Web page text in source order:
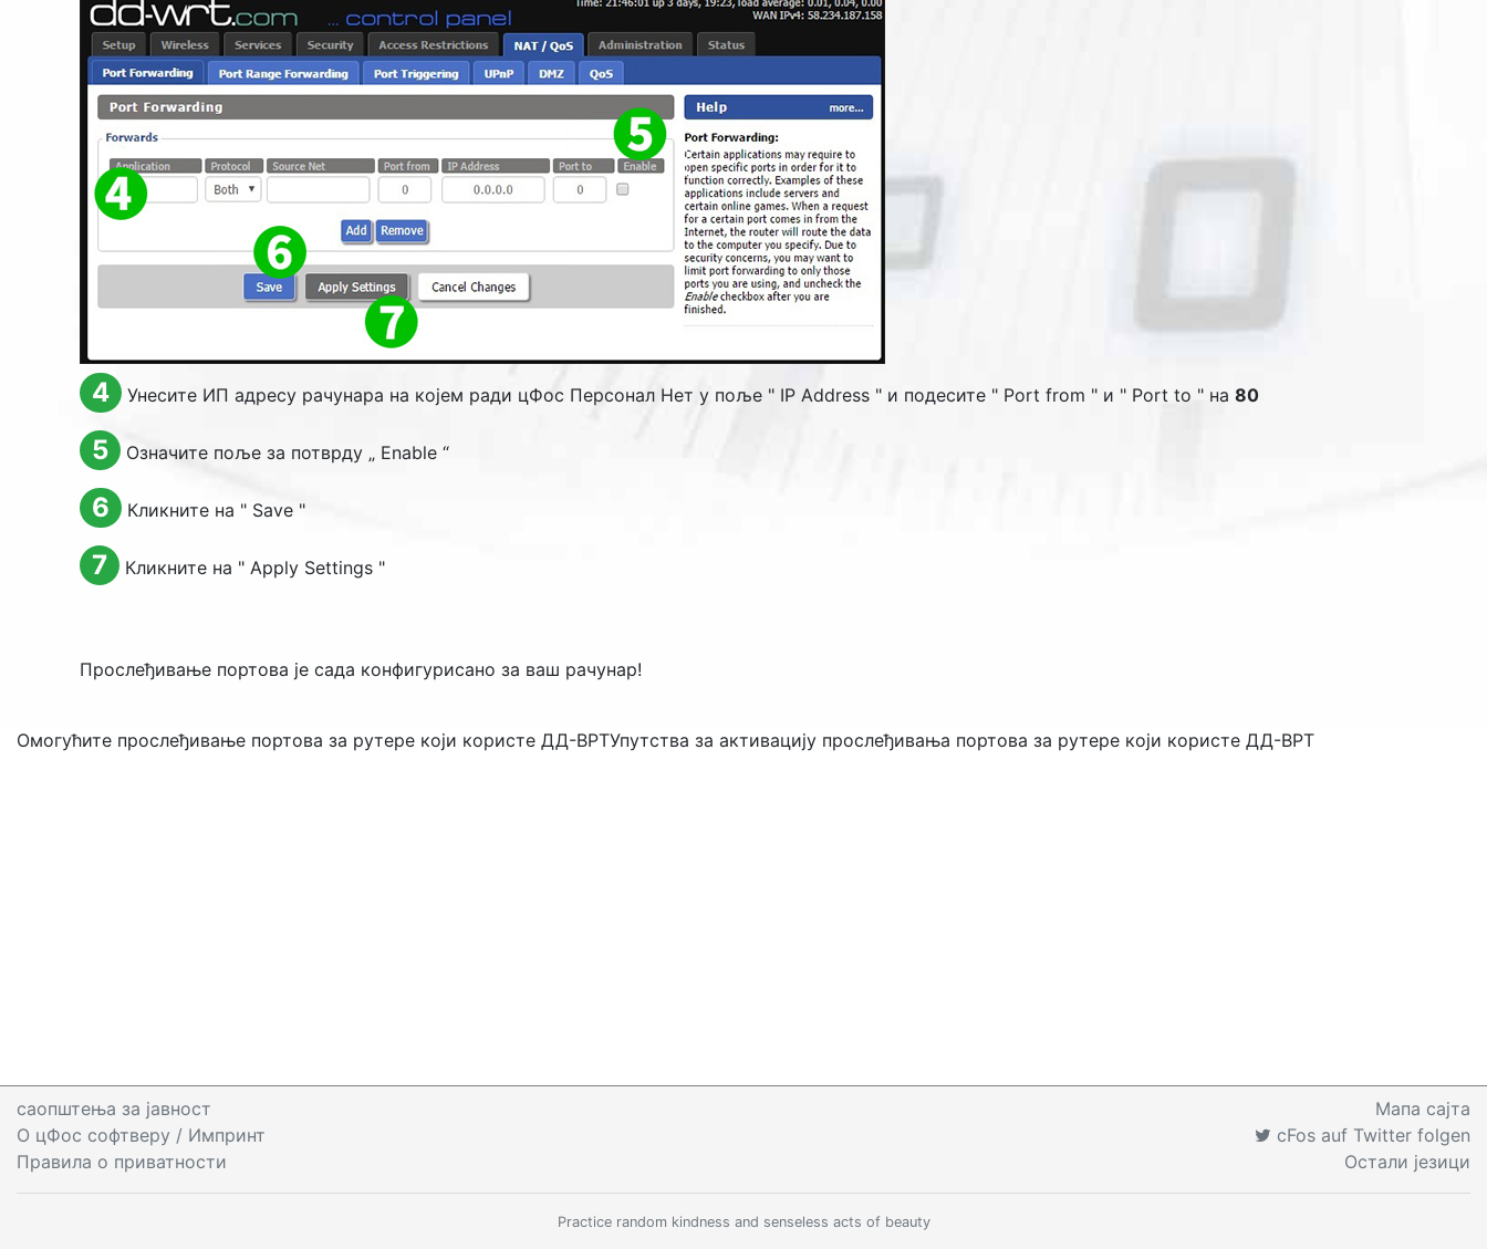
4 Унесите ИП адресу рачунара на којем ради цФос Персонал Нет у поље " IP Address" и подесите " Port from " и " Port to " на 80
5 Означите поље за потврду „ Enable“
6 Кликните на " Save"
7 Кликните на " Apply Settings"
Прослеђивање портова је сада конфигурисано за ваш рачунар!
Омогућите прослеђивање портова за рутере који користе ДД-ВРТУпутства за активацију прослеђивања портова за рутере који користе ДД-ВРТ
саопштења за јавност
О цФос софтверу / Импринт
Правила о приватности
Мапа сајта
cFos auf Twitter folgen
Остали језици
Practice random kindness and senseless acts of beauty